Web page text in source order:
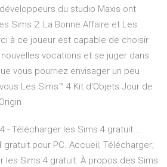
du studio Maxis ont
Sims 2: La Bonne Affaire et Les
à ce joueur est capable de choisir
vocations et se juger dans
vous pourriez envisager un peu
Les Sims™ 4 Kit d'Objets Jour de
- Télécharger les Sims 4 gratuit ...
pour PC. Accueil; Télécharger;
les Sims 4 gratuit. À propos des Sims